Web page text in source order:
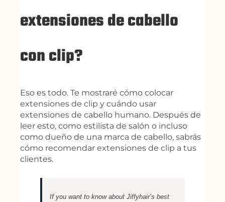
extensiones de cabello
con clip?
Eso es todo. Te mostraré cómo colocar
extensiones de clip y cuándo usar
extensiones de cabello humano. Después de
leer esto, como estilista de salón o incluso
como dueño de una marca de cabello, sabrás
cómo recomendar extensiones de clip a tus
clientes.
If you want to know about Jiffyhair’s best